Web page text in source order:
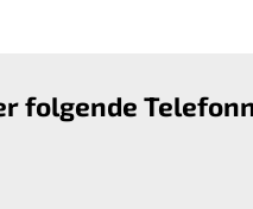
folgende